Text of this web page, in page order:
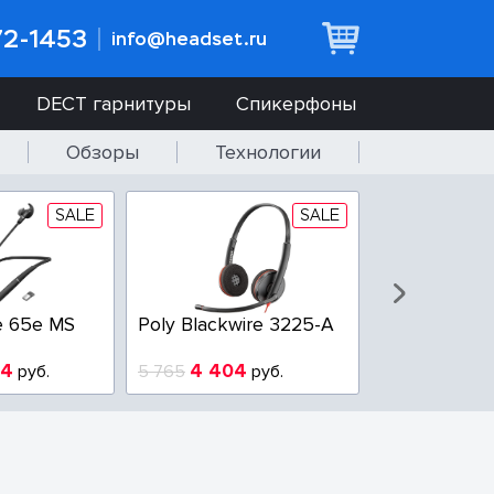
1453 info@headset.ru
DECT гарнитуры
Спикерфоны
Обзоры
Технологии
SALE
65e MS
руб.
SALE
Poly Blackwire 3225-A
5 765 4 404 руб.